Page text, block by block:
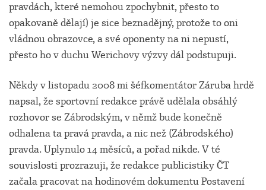
pravdách, které nemohou zpochybnit, přesto to
opakovaně dělají) je sice beznadějný, protože to oni
vládnou obrazovce, a své oponenty na ni nepustí,
přesto ho v duchu Werichovy výzvy dál podstupuji.
Někdy v listopadu 2008 mi šéfkomentátor Záruba hrdě
napsal, že sportovní redakce právě udělala obsáhlý
rozhovor se Zábrodským, v němž bude konečně
odhalena ta pravá pravda, a nic než (Zábrodského)
pravda. Uplynulo 14 měsíců, a pořad nikde. V té
souvislosti prozrazuji, že redakce publicistiky ČT
začala pracovat na hodinovém dokumentu Postavení